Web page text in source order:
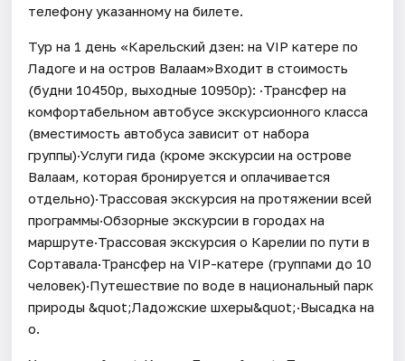
телефону указанному на билете.
Тур на 1 день «Карельский дзен: на VIP катере по
Ладоге и на остров Валаам»Входит в стоимость
(будни 10450р, выходные 10950р): ·Трансфер на
комфортабельном автобусе экскурсионного класса
(вместимость автобуса зависит от набора
группы)·Услуги гида (кроме экскурсии на острове
Валаам, которая бронируется и оплачивается
отдельно)·Трассовая экскурсия на протяжении всей
программы·Обзорные экскурсии в городах на
маршруте·Трассовая экскурсия о Карелии по пути в
Сортавала·Трансфер на VIP-катере (группами до 10
человек)·Путешествие по воде в национальный парк
природы &quot;Ладожские шхеры&quot;·Высадка на
о.